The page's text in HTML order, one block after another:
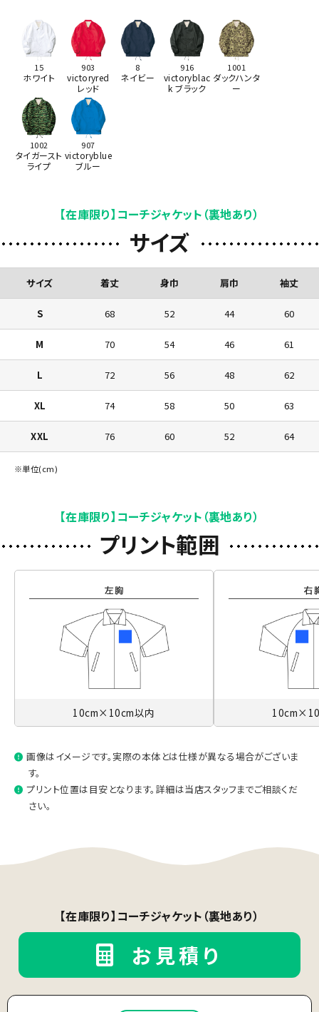
15
ホワイト
903
victoryred
レッド
8
ネイビー
916
victoryblac
k ブラック
1001
ダックハンタ
ー
1002
タイガースト
ライプ
907
victoryblue
ブルー
【在庫限り】コーチジャケット（裏地あり）
サイズ
サイズ 着丈 身巾 肩巾 袖丈
S 68 52 44 60
M 70 54 46 61
L 72 56 48 62
XL 74 58 50 63
XXL 76 60 52 64
※単位(cm)
【在庫限り】コーチジャケット（裏地あり）
プリント範囲
10cm×10cm以内
画像はイメージです。実際の本体とは仕様が異なる場合がございま
す。
プリント位置は目安となります。詳細は当店スタッフまでご相談くだ
さい。
【在庫限り】コーチジャケット（裏地あり）
お見積り